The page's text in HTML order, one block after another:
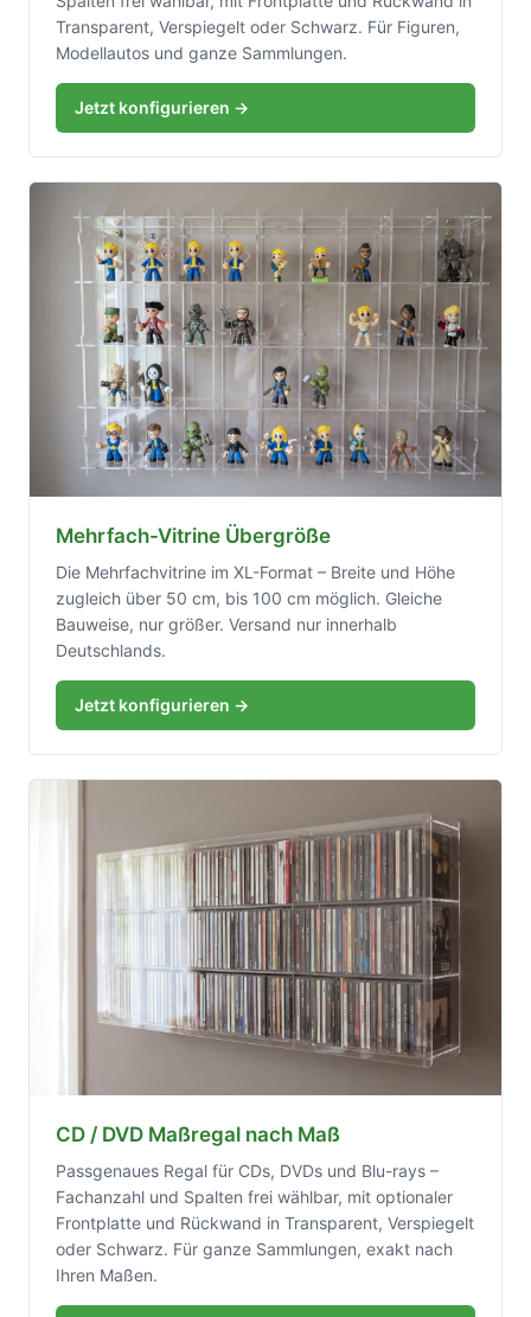
Transparent, Verspiegelt oder Schwarz. Für Figuren,
Modellautos und ganze Sammlungen.
Jetzt konfigurieren →
Mehrfach-Vitrine Übergröße
Die Mehrfachvitrine im XL-Format – Breite und Höhe
zugleich über 50 cm, bis 100 cm möglich. Gleiche
Bauweise, nur größer. Versand nur innerhalb
Deutschlands.
Jetzt konfigurieren →
CD / DVD Maßregal nach Maß
Passgenaues Regal für CDs, DVDs und Blu-rays –
Fachanzahl und Spalten frei wählbar, mit optionaler
Frontplatte und Rückwand in Transparent, Verspiegelt
oder Schwarz. Für ganze Sammlungen, exakt nach
Ihren Maßen.